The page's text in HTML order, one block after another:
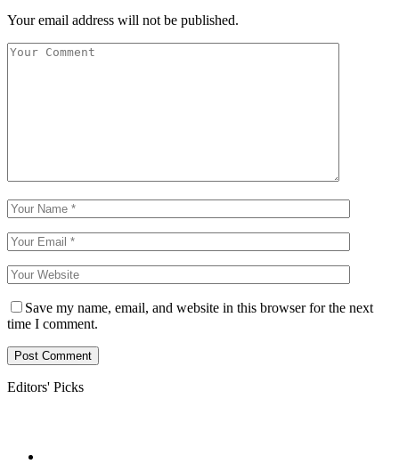
Your email address will not be published.
Save my name, email, and website in this browser for the next
time I comment.
Editors' Picks